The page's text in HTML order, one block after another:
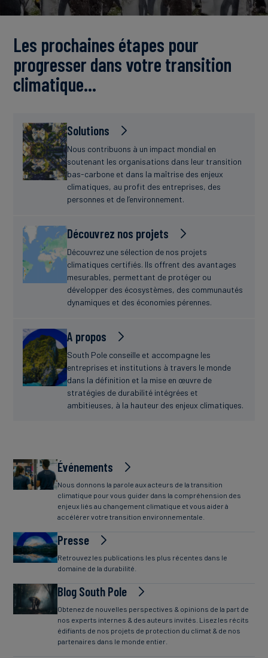
Les prochaines étapes pour
progresser dans votre transition
climatique…
Solutions
Nous contribuons à un impact mondial en
soutenant les organisations dans leur transition
bas-carbone et dans la maîtrise des enjeux
climatiques, au profit des entreprises, des
personnes et de l’environnement.
Découvrez nos projets
Découvrez une sélection de nos projets
climatiques certifiés. Ils offrent des avantages
mesurables, permettant de protéger ou
développer des écosystèmes, des communautés
dynamiques et des économies pérennes.
A propos
South Pole conseille et accompagne les
entreprises et institutions à travers le monde
dans la définition et la mise en œuvre de
stratégies de durabilité intégrées et
ambitieuses, à la hauteur des enjeux climatiques.
Événements
Nous donnons la parole aux acteurs de la transition
climatique pour vous guider dans la compréhension des
enjeux liés au changement climatique et vous aider à
accélérer votre transition environnementale.
Presse
Retrouvez les publications les plus récentes dans le
domaine de la durabilité.
Blog South Pole
Obtenez de nouvelles perspectives & opinions de la part de
nos experts internes & des auteurs invités. Lisez les récits
édifiants de nos projets de protection du climat & de nos
partenaires dans le monde entier.